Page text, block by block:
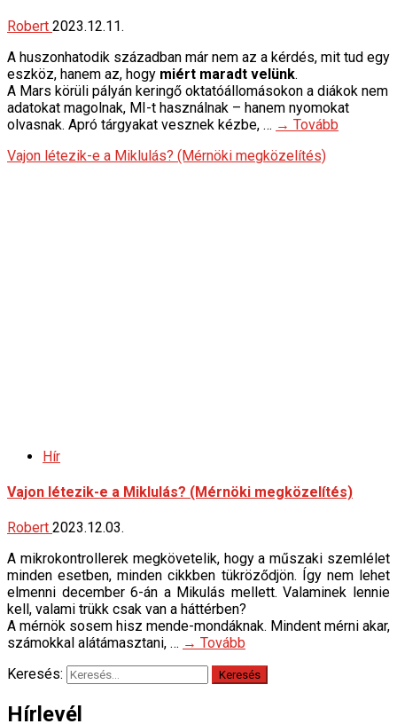
Robert 2023.12.11.
A huszonhatodik században már nem az a kérdés, mit tud egy
eszköz, hanem az, hogy miért maradt velünk.
A Mars körüli pályán keringő oktatóállomásokon a diákok nem
adatokat magolnak, MI-t használnak – hanem nyomokat
olvasnak. Apró tárgyakat vesznek kézbe, … → Tovább
Vajon létezik-e a Miklulás? (Mérnöki megközelítés)
Hír
Vajon létezik-e a Miklulás? (Mérnöki megközelítés)
Robert 2023.12.03.
A mikrokontrollerek megkövetelik, hogy a műszaki szemlélet
minden esetben, minden cikkben tükröződjön. Így nem lehet
elmenni december 6-án a Mikulás mellett. Valaminek lennie
kell, valami trükk csak van a háttérben?
A mérnök sosem hisz mende-mondáknak. Mindent mérni akar,
számokkal alátámasztani, … → Tovább
Keresés:
Hírlevél